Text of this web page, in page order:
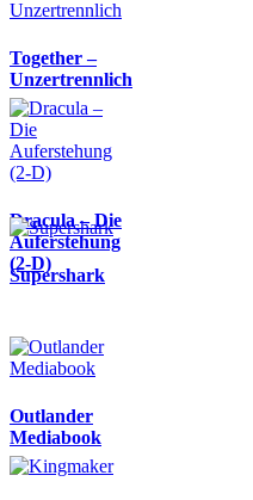
Together –
Unzertrennlich
Dracula – Die
Auferstehung
(2-D)
Supershark
Outlander
Mediabook